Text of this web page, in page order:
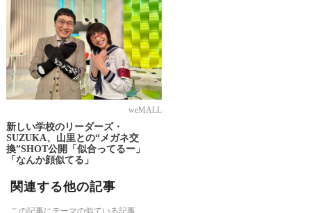
weMALL
新しい学校のリーダーズ・
SUZUKA、山里との“メガネ交
換”SHOT公開「似合ってるー」
「なんか顔似てる」
関連する他の記事
この記事にテーマの似ている記事